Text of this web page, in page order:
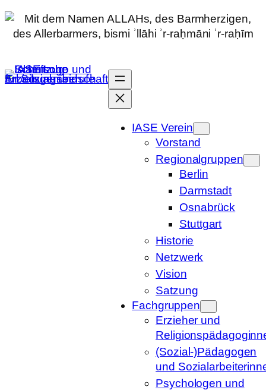
Zum
Inhalt
IASE Verein
Vorstand
Regionalgruppen
Berlin
Darmstadt
Osnabrück
Stuttgart
Historie
Netzwerk
Vision
Satzung
Fachgruppen
Erzieher und
(Sozial-)Pädagogen
und
Psychologen und